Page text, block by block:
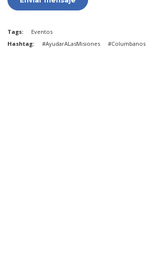
Tags
Eventos
Hashtag
#AyudarALasMisiones #Columbanos